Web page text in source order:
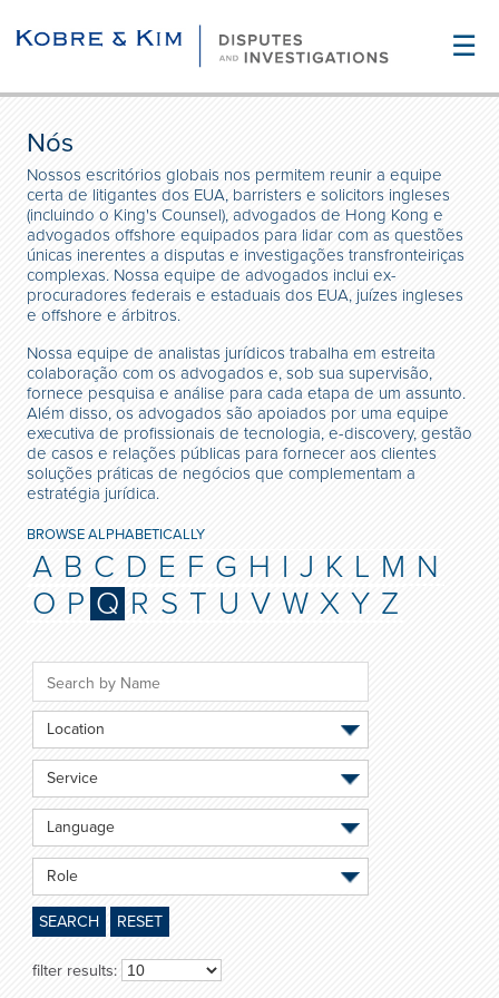
☰
Nós
Nossos escritórios globais nos permitem reunir a equipe
certa de litigantes dos EUA, barristers e solicitors ingleses
(incluindo o King's Counsel), advogados de Hong Kong e
advogados offshore equipados para lidar com as questões
únicas inerentes a disputas e investigações transfronteiriças
complexas. Nossa equipe de advogados inclui ex-
procuradores federais e estaduais dos EUA, juízes ingleses
e offshore e árbitros.
Nossa equipe de analistas jurídicos trabalha em estreita
colaboração com os advogados e, sob sua supervisão,
fornece pesquisa e análise para cada etapa de um assunto.
Além disso, os advogados são apoiados por uma equipe
executiva de profissionais de tecnologia, e-discovery, gestão
de casos e relações públicas para fornecer aos clientes
soluções práticas de negócios que complementam a
estratégia jurídica.
BROWSE ALPHABETICALLY
A B C D E F G H I J K L M N
O P Q R S T U V W X Y Z
Location
Service
Language
Role
SEARCH RESET
filter results: